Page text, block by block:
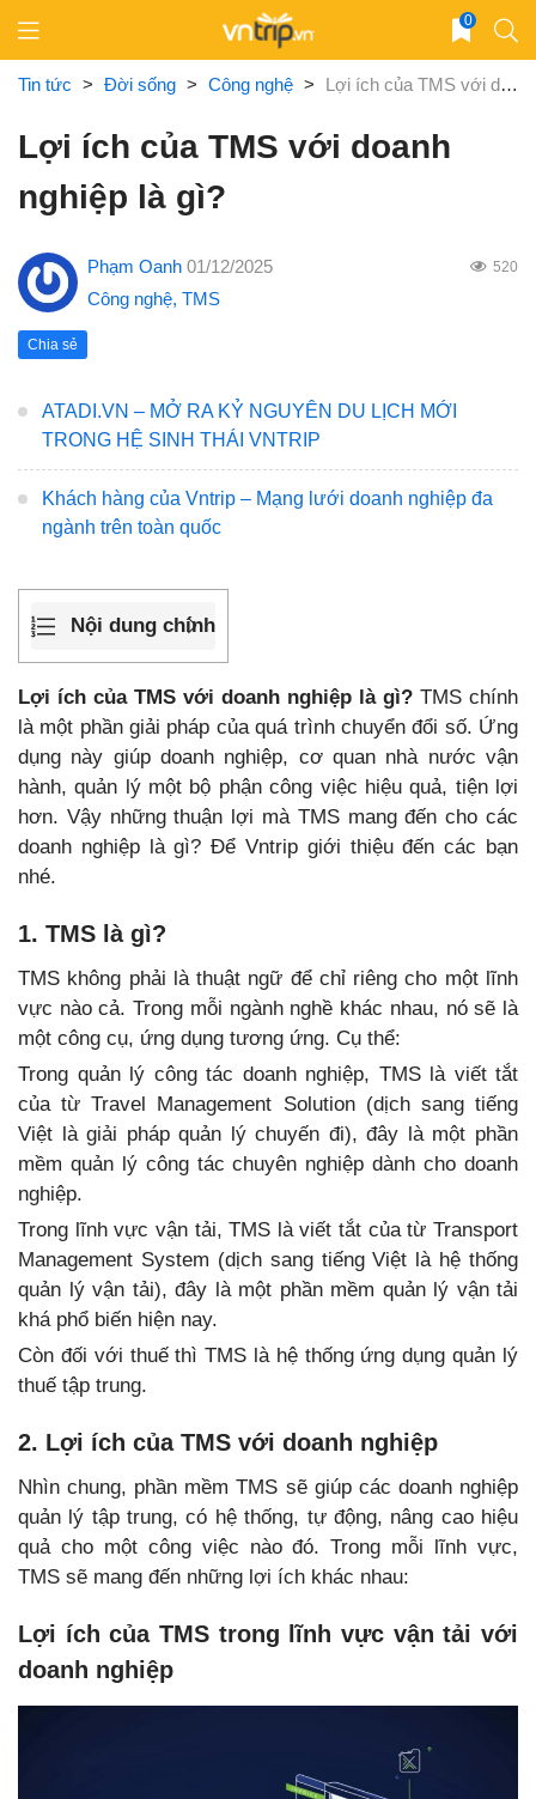
content
0
Tin tức > Đời sống > Công nghệ > Lợi ích của TMS với doanh nghiệp là gì?
Lợi ích của TMS với doanh
nghiệp là gì?
Phạm Oanh 01/12/2025 520
Công nghệ, TMS
Chia sẻ
ATADI.VN – MỞ RA KỶ NGUYÊN DU LỊCH MỚI
TRONG HỆ SINH THÁI VNTRIP
Khách hàng của Vntrip – Mạng lưới doanh nghiệp đa
ngành trên toàn quốc
Nội dung chính
Lợi ích của TMS với doanh nghiệp là gì? TMS chính
là một phần giải pháp của quá trình chuyển đổi số. Ứng
dụng này giúp doanh nghiệp, cơ quan nhà nước vận
hành, quản lý một bộ phận công việc hiệu quả, tiện lợi
hơn. Vậy những thuận lợi mà TMS mang đến cho các
doanh nghiệp là gì? Để Vntrip giới thiệu đến các bạn
nhé.
1. TMS là gì?
TMS không phải là thuật ngữ để chỉ riêng cho một lĩnh
vực nào cả. Trong mỗi ngành nghề khác nhau, nó sẽ là
một công cụ, ứng dụng tương ứng. Cụ thể:
Trong quản lý công tác doanh nghiệp, TMS là viết tắt
của từ Travel Management Solution (dịch sang tiếng
Việt là giải pháp quản lý chuyến đi), đây là một phần
mềm quản lý công tác chuyên nghiệp dành cho doanh
nghiệp.
Trong lĩnh vực vận tải, TMS là viết tắt của từ Transport
Management System (dịch sang tiếng Việt là hệ thống
quản lý vận tải), đây là một phần mềm quản lý vận tải
khá phổ biến hiện nay.
Còn đối với thuế thì TMS là hệ thống ứng dụng quản lý
thuế tập trung.
2. Lợi ích của TMS với doanh nghiệp
Nhìn chung, phần mềm TMS sẽ giúp các doanh nghiệp
quản lý tập trung, có hệ thống, tự động, nâng cao hiệu
quả cho một công việc nào đó. Trong mỗi lĩnh vực,
TMS sẽ mang đến những lợi ích khác nhau:
Lợi ích của TMS trong lĩnh vực vận tải với
doanh nghiệp